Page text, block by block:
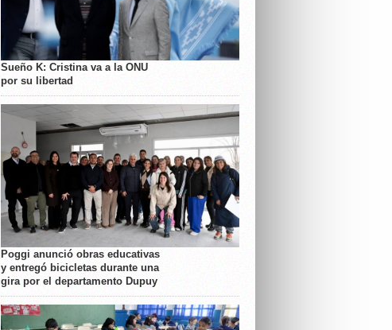
Sueño K: Cristina va a la ONU
por su libertad
Poggi anunció obras educativas
y entregó bicicletas durante una
gira por el departamento Dupuy